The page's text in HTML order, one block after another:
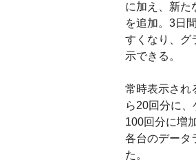
に加え、新た
を追加。3日
すくなり、グ
示できる。
常時表示され
ら20回分に
100回分に増
各台のデータ
た。